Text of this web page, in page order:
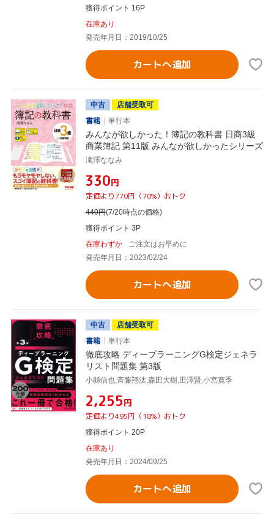
獲得ポイント 16P
在庫あり
発売年月日：2019/10/25
カートへ追加
中古
店舗受取可
書籍
単行本
みんなが欲しかった！簿記の教科書 日商3級
商業簿記 第11版 みんなが欲しかったシリーズ
滝澤ななみ
¥330円
定価より770円（70%）おトク
440円(7/20時点の価格)
獲得ポイント 3P
在庫わずか
ご注文はお早めに
発売年月日：2023/02/24
カートへ追加
中古
店舗受取可
書籍
単行本
徹底攻略 ディープラーニングG検定ジェネラ
リスト問題集 第3版
小縣信也,斉藤翔汰,森田大樹,田澤賢,小宮寛季
¥2,255円
定価より495円（18%）おトク
獲得ポイント 20P
在庫あり
発売年月日：2024/09/25
カートへ追加